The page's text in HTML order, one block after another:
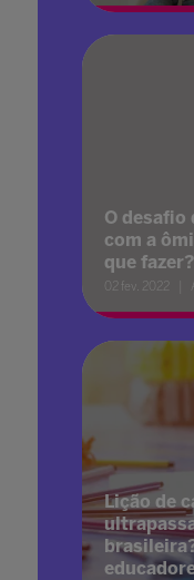
O desafio
com a
que fazer?
02 fev. 2022
Lição de